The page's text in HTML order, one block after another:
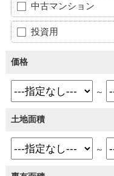
中古マンション
投資用
価格
～
土地面積
～